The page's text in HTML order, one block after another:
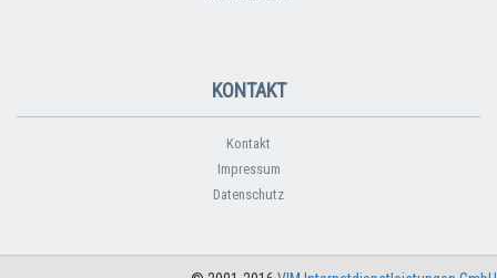
KONTAKT
Kontakt
Impressum
Datenschutz